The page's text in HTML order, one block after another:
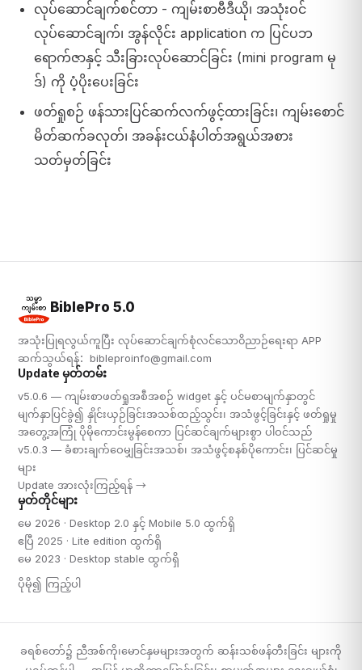
လုပ်ဆောင်ချက်စင်တာ - ကျမ်းစာဗီဒီယို၊ အသုံးဝင်
လုပ်ဆောင်ချက်၊ အွန်လိုင်း application က ပြင်ပဘ
ရောက်ဇာနှင့် သီးခြားလုပ်ဆောင်ခြင်း (mini program မု
ဒ်) ကို ပံ့ပိုးပေးခြင်း
ဖတ်ရှုစဉ် ဖန်သားပြင်ဆက်လက်ဖွင့်ထားခြင်း၊ ကျမ်းစောင်
မိတ်ဆက်ခလုတ်၊ အခန်းငယ်နံပါတ်အရွယ်အစား
သတ်မှတ်ခြင်း
BiblePro 5.0
အသုံးပြုရလွယ်ကူပြီး လုပ်ဆောင်ချက်စုံလင်သော၀ိညာဉ်ရေးရာ APP
ဆက်သွယ်ရန်： bibleproinfo@gmail.com
Update မှတ်တမ်း
v5.0.6 — ကျမ်းစာဖတ်ရှုအစီအစဉ် widget နှင့် ပင်မစာမျက်နှာတွင်
မျက်နှာပြင်ခွဲ၍ နှိုင်းယှဉ်ခြင်းအသစ်ထည့်သွင်း၊ အသံဖွင့်ခြင်းနှင့် ဖတ်ရှုမှု
အတွေ့အကြုံ ပိုမိုကောင်းမွန်စေကာ ပြင်ဆင်ချက်များစွာ ပါဝင်သည်
v5.0.3 — ခံစားချက်ဝေမျှခြင်းအသစ်၊ အသံဖွင့်စနစ်ပိုကောင်း၊ ပြင်ဆင်မှု
များ
Update အားလုံးကြည့်ရန် →
မှတ်တိုင်များ
မေ 2026 · Desktop 2.0 နှင့် Mobile 5.0 ထွက်ရှိ
ဧပြီ 2025 · Lite edition ထွက်ရှိ
မေ 2023 · Desktop stable ထွက်ရှိ
ပိုမို၍ ကြည့်ပါ
ခရစ်တော်၌ ညီအစ်ကို၊မောင်နှမများအတွက် ဆန်းသစ်ဖန်တီးခြင်း များကို